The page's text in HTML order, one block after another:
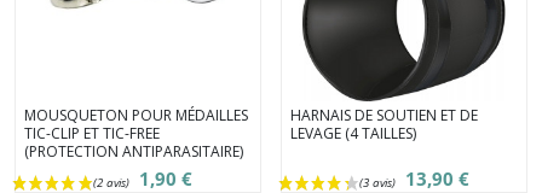
MOUSQUETON POUR MÉDAILLES
TIC-CLIP ET TIC-FREE
(PROTECTION ANTIPARASITAIRE)
1,90 €
HARNAIS DE SOUTIEN ET DE
LEVAGE (4 TAILLES)
13,90 €